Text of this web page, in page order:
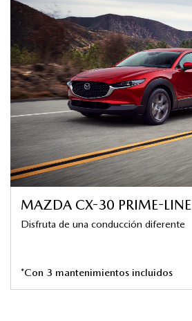
MAZDA CX-30 PRIME-LINE
Disfruta de una conducción diferente
*Con 3 mantenimientos incluidos